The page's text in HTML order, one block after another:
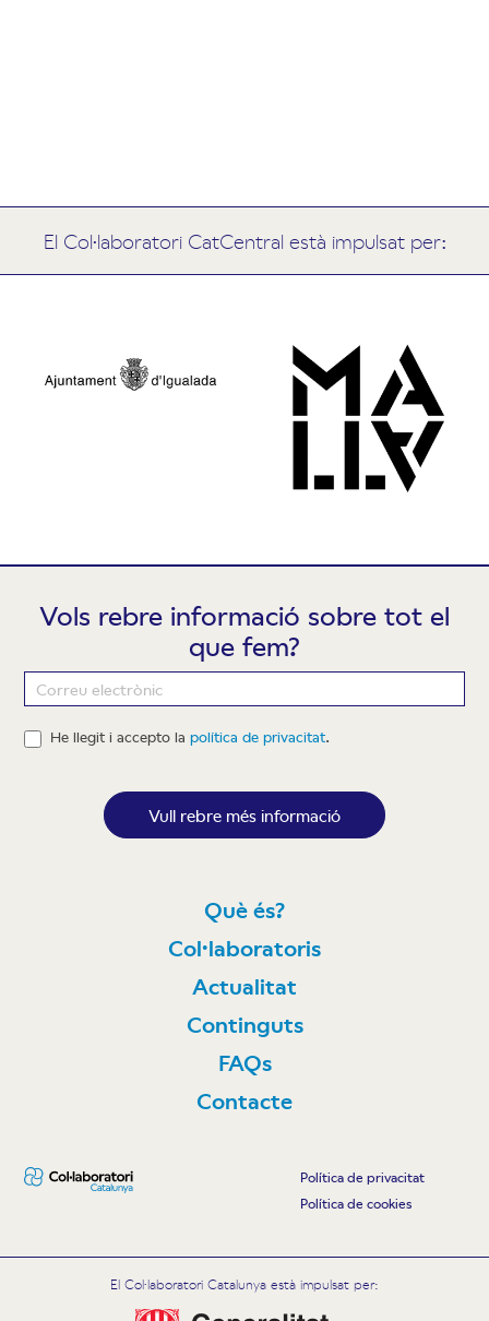
El Col·laboratori CatCentral està impulsat per:
Vols rebre informació sobre tot el
que fem?
Newsletter
He llegit i accepto lapolítica de privacitat.
Vull rebre més informació
Què és?
Col·laboratoris
Actualitat
Continguts
FAQs
Contacte
Política de privacitat
Política de cookies
El Col·laboratori Catalunya està impulsat per: